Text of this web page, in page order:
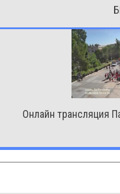
Онлайн трансляция